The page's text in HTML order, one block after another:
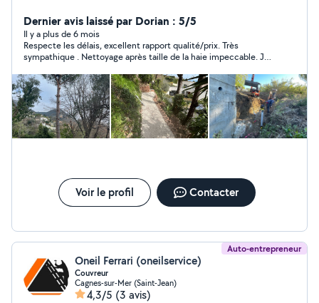
savoir-faire professionnel pour répondre à vos besoins.
Nos prestations : 1. Jardinage : Entretien de jardins
(tonte, taille des haies, débroussaillage). Plantation et
aménagement paysager. Élagage et abattage d'arbres.
2. Nettoyage : Nettoyage extérieur (terrasses, allées,
façades). Nettoyage après travaux ou déménagements.
Débarrassage de gravats ou déchets verts. 3. Débarras
multi-services : Vidage de maisons, greniers, garages ou
caves. Évacuation d'encombrants, meubles ou déchets
Dernier avis laissé par Dorian : 5/5
Il y a plus de 6 mois
Respecte les délais, excellent rapport qualité/prix. Très
sympathique . Nettoyage après taille de la haie impeccable. Je
Voir le profil Contacter
Auto-entrepreneur
Oneil Ferrari (oneilservice)
Couvreur
Cagnes-sur-Mer (Saint-Jean)
4,3/5 (3 avis)